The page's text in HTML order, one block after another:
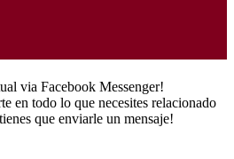
via Facebook Messenger!
en todo lo que necesites relacionado
que enviarle un mensaje!